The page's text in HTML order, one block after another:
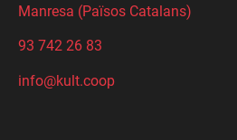
Manresa (Països Catalans)
93 742 26 83
info@kult.coop